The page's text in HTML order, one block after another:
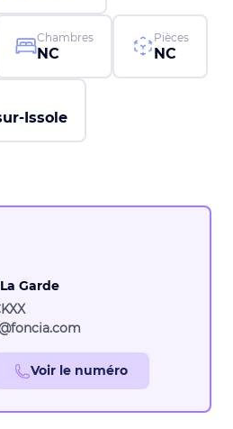
Chambres
NC
Pièces
NC
Issole
Garde
Voir le numéro